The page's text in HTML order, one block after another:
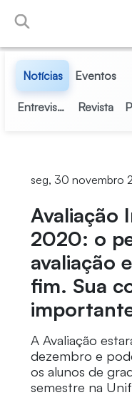
Pular para o Conteúdo
Notícias Eventos
Entrevistas Revista
seg, 30 novembro
Avaliação
2020: o
avaliação
fim. Sua
A Avaliação
dezembro e
os alunos de
semestre na